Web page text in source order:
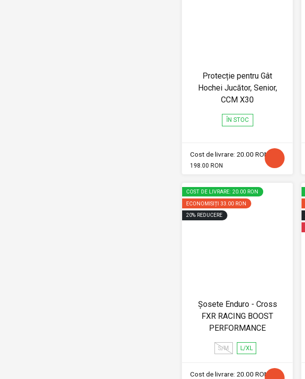
Protecție pentru Gât
Hochei Jucător, Senior,
CCM X30
ÎN STOC
Cost de livrare: 20.00 RON
198.00 RON
COST DE LIVRARE: 20.00 RON
ECONOMISIȚI 33.00 RON
20% REDUCERE
Șosete Enduro - Cross
FXR RACING BOOST
PERFORMANCE
S/M L/XL
Cost de livrare: 20.00 RON